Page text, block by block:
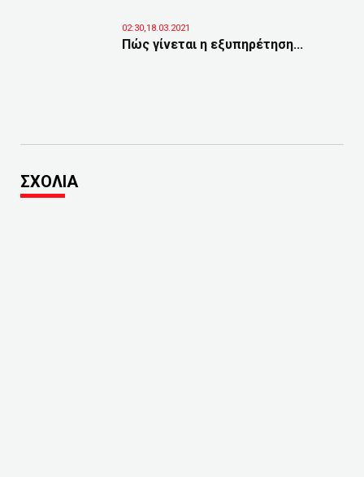
02:30,18.03.2021
Πώς γίνεται η εξυπηρέτηση...
ΣΧΟΛΙΑ